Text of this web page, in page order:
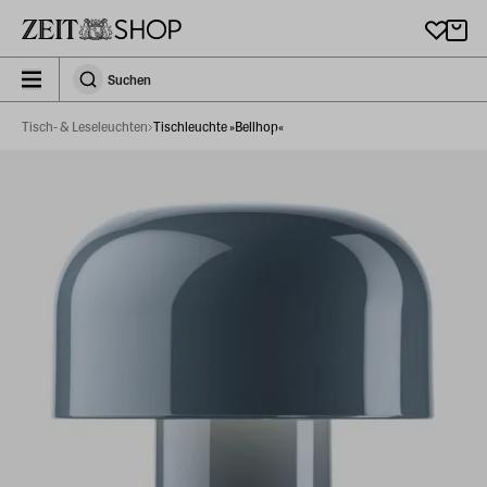
zeit_storefront.components.search.collapsed
SuchenSuchen
Tisch- & Leseleuchten Tischleuchte »Bellhop«